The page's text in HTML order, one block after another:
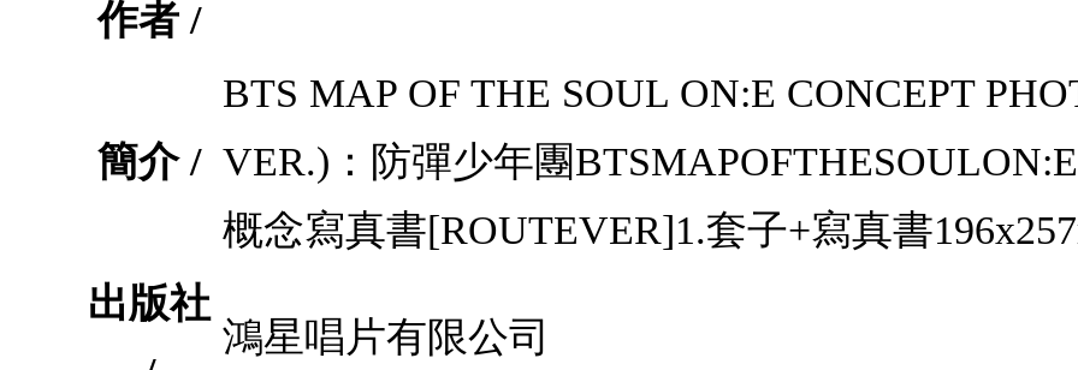
作者 /
簡介 /
BTS MAP OF THE SOUL ON:E CONCEPT
VER.)：防彈少年團
概念寫真書[ROUTEVER]1.套子+寫真書
出版社
鴻星唱片有限公司